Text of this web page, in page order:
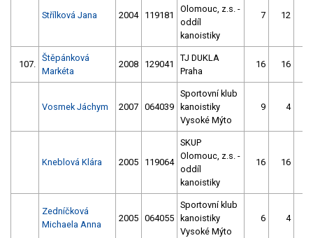
Střílková Jana 2004 119181
Olomouc, z.s. -
oddíl
kanoistiky
7 12
107.
Štěpánková
Markéta
2008 129041
TJ DUKLA
Praha
16 16
Vosmek Jáchym 2007 064039
Sportovní klub
kanoistiky
Vysoké Mýto
9 4
Kneblová Klára 2005 119064
SKUP
Olomouc, z.s. -
oddíl
kanoistiky
16 16
Zedníčková
Michaela Anna
2005 064055
Sportovní klub
kanoistiky
Vysoké Mýto
6 4